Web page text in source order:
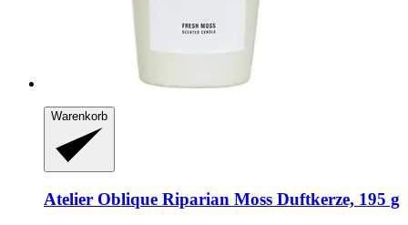
Warenkorb
Atelier Oblique Riparian Moss Duftkerze, 195 g